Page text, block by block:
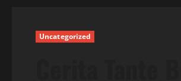
Uncategorized